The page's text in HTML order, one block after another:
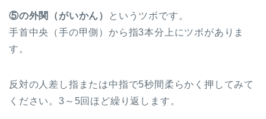
⑤の外関（がいかん）
というツボです。
手首中央（手の甲側）から指3本分上にツボがありま
す。
反対の人差し指または中指で5秒間柔らかく押してみて
ください。3～5回ほど繰り返します。